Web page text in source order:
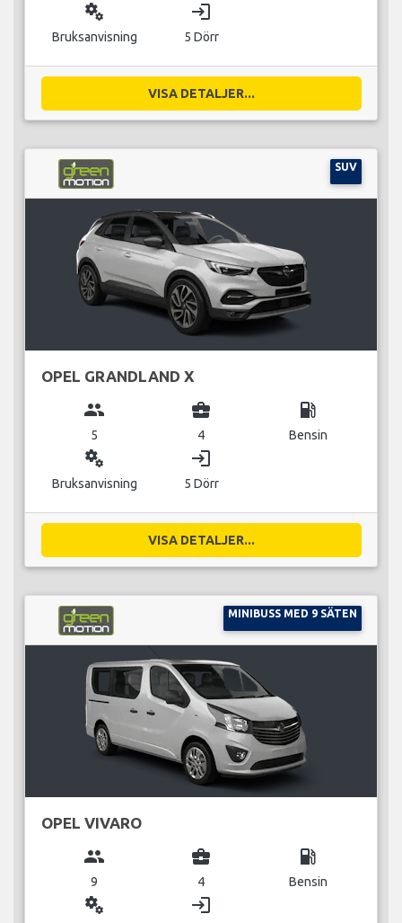
miscellaneous_services
Bruksanvisning
login
5 Dörr
VISA DETALJER...
SUV
OPEL GRANDLAND X
group
5
business_center
4
local_gas_station
Bensin
miscellaneous_services
Bruksanvisning
login
5 Dörr
VISA DETALJER...
MINIBUSS MED 9 SÄTEN
OPEL VIVARO
group
9
business_center
4
local_gas_station
Bensin
miscellaneous_services login